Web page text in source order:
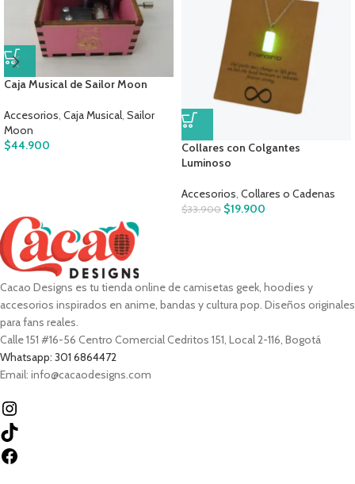
Caja Musical de Sailor Moon
Accesorios, Caja Musical, Sailor
Moon
$44.900
Collares con Colgantes
Luminoso
Accesorios, Collares o Cadenas
$33.900 $19.900
Cacao Designs es tu tienda online de camisetas geek, hoodies y
accesorios inspirados en anime, bandas y cultura pop. Diseños originales
para fans reales.
Calle 151 #16-56 Centro Comercial Cedritos 151, Local 2-116, Bogotá
Whatsapp: 301 6864472
Email: info@cacaodesigns.com